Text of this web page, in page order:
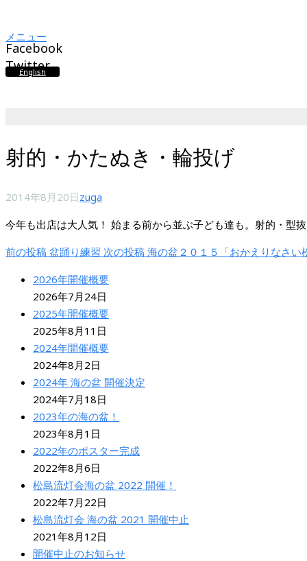
メニュー
English
Facebook
Twitter
射的・かたぬき・輪投げ
2014年8月20日zuga
今年も出店は大人気！ 始まる前から並ぶ子ども達も。射的・型
前の投稿 盆踊り練習 次の投稿 海の盆２０１５「おかえりなさい
2026年開催概要
2026年7月24日
2025年開催概要
2025年8月11日
2024年開催概要
2024年8月2日
2024年 海の盆 開催決定
2024年7月18日
2023年の海の盆！
2023年8月1日
2022年のポスター完成
2022年8月6日
松島流灯会海の盆 2022 開催！
2022年7月22日
松島流灯会 海の盆 2021 開催中止
2021年8月12日
開催中止のお知らせ